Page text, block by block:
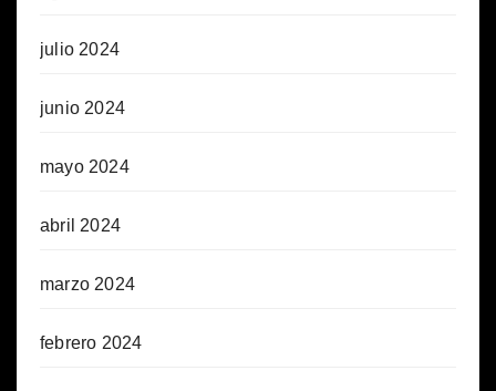
julio 2024
junio 2024
mayo 2024
abril 2024
marzo 2024
febrero 2024